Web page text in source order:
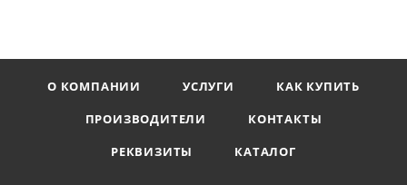
О КОМПАНИИ УСЛУГИ
КАК КУПИТЬ
ПРОИЗВОДИТЕЛИ
КОНТАКТЫ
РЕКВИЗИТЫ
КАТАЛОГ